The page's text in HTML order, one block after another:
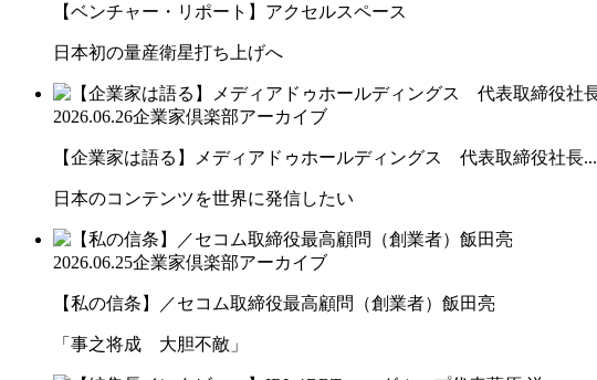
【ベンチャー・リポート】アクセルスペース
日本初の量産衛星打ち上げへ
2026.06.26企業家倶楽部アーカイブ
【企業家は語る】メディアドゥホールディングス 代表取締役社長...
日本のコンテンツを世界に発信したい
2026.06.25企業家倶楽部アーカイブ
【私の信条】／セコム取締役最高顧問（創業者）飯田亮
「事之将成 大胆不敵」